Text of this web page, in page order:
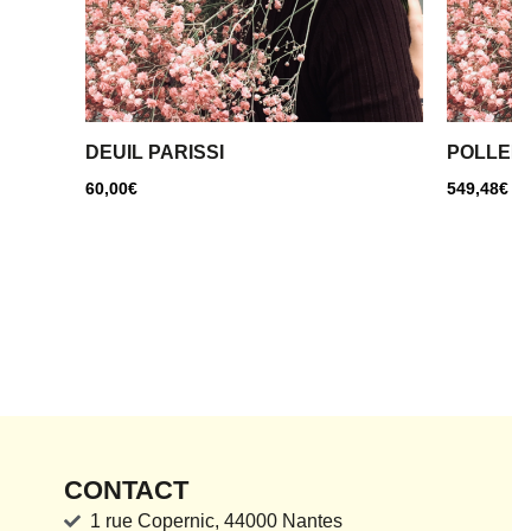
DEUIL PARISSI
60,00€ 549,48€
CONTACT
1 rue Copernic, 44000 Nantes